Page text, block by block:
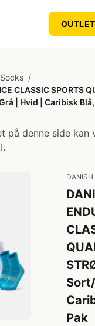
OUTLET
/
CLASSIC SPORTS
| Hvid | Caribisk
på denne side kan
DANISH
Pak